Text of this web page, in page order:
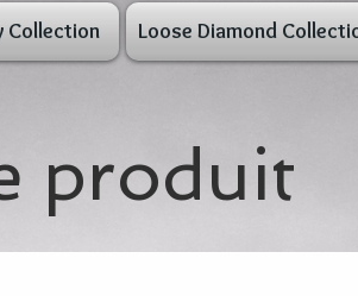
Collection Loose Diamond
produit